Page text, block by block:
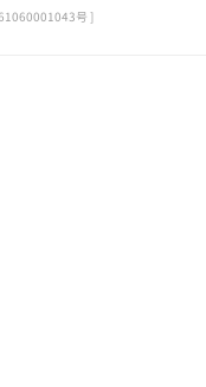
号 ]